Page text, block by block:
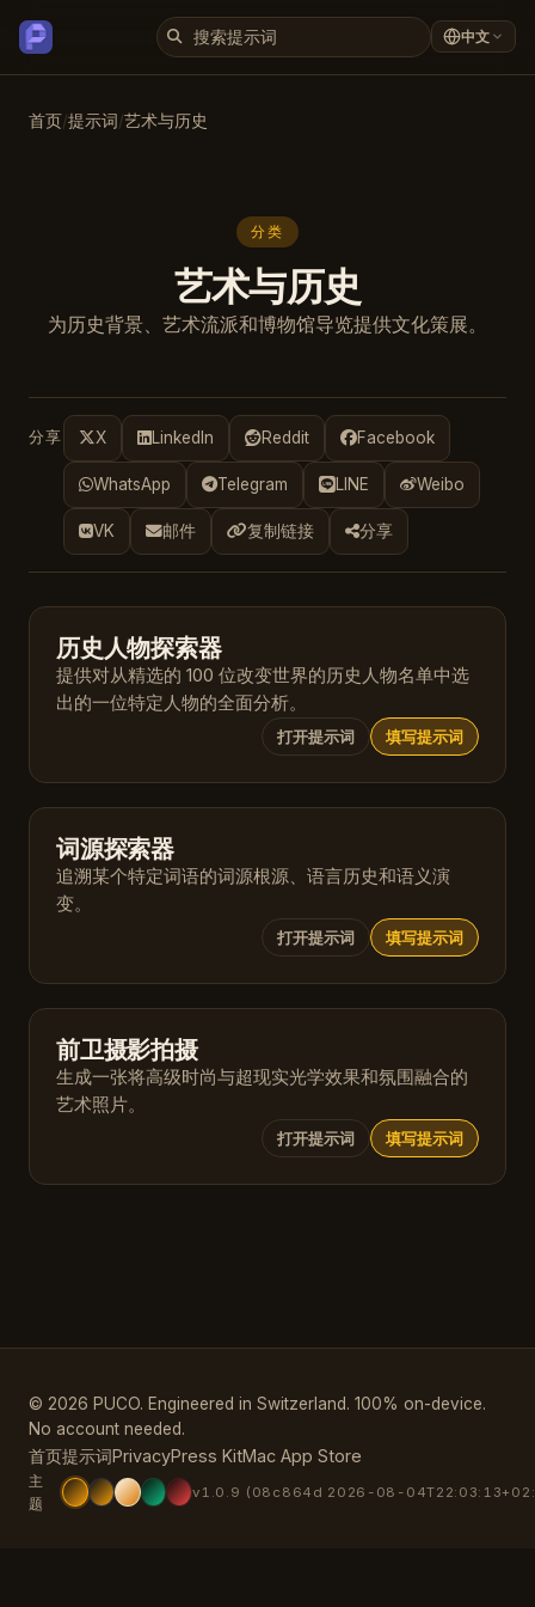
中文
首页/提示词/艺术与历史
分类
艺术与历史
为历史背景、艺术流派和博物馆导览提供文化策展。
分享 X LinkedIn Reddit Facebook
WhatsApp Telegram LINE Weibo
VK 邮件 复制链接 分享
历史人物探索器
提供对从精选的 100 位改变世界的历史人物名单中选
出的一位特定人物的全面分析。
打开提示词 填写提示词
词源探索器
追溯某个特定词语的词源根源、语言历史和语义演
变。
打开提示词 填写提示词
前卫摄影拍摄
生成一张将高级时尚与超现实光学效果和氛围融合的
艺术照片。
打开提示词 填写提示词
© 2026 PUCO. Engineered in Switzerland. 100% on-device.
No account needed.
首页提示词PrivacyPress KitMac App Store
主
题
v1.0.9 (08c864d 2026-08-